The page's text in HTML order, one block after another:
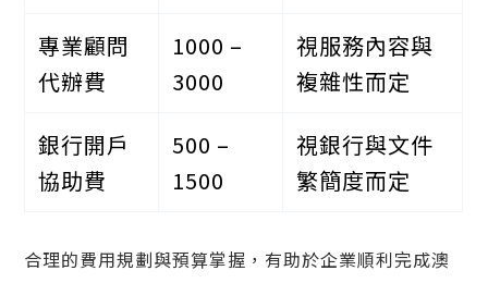
專業顧問
代辦費
1000 –
3000
視服務內容與
複雜性而定
銀行開戶
協助費
500 –
1500
視銀行與文件
繁簡度而定
合理的費用規劃與預算掌握，有助於企業順利完成澳